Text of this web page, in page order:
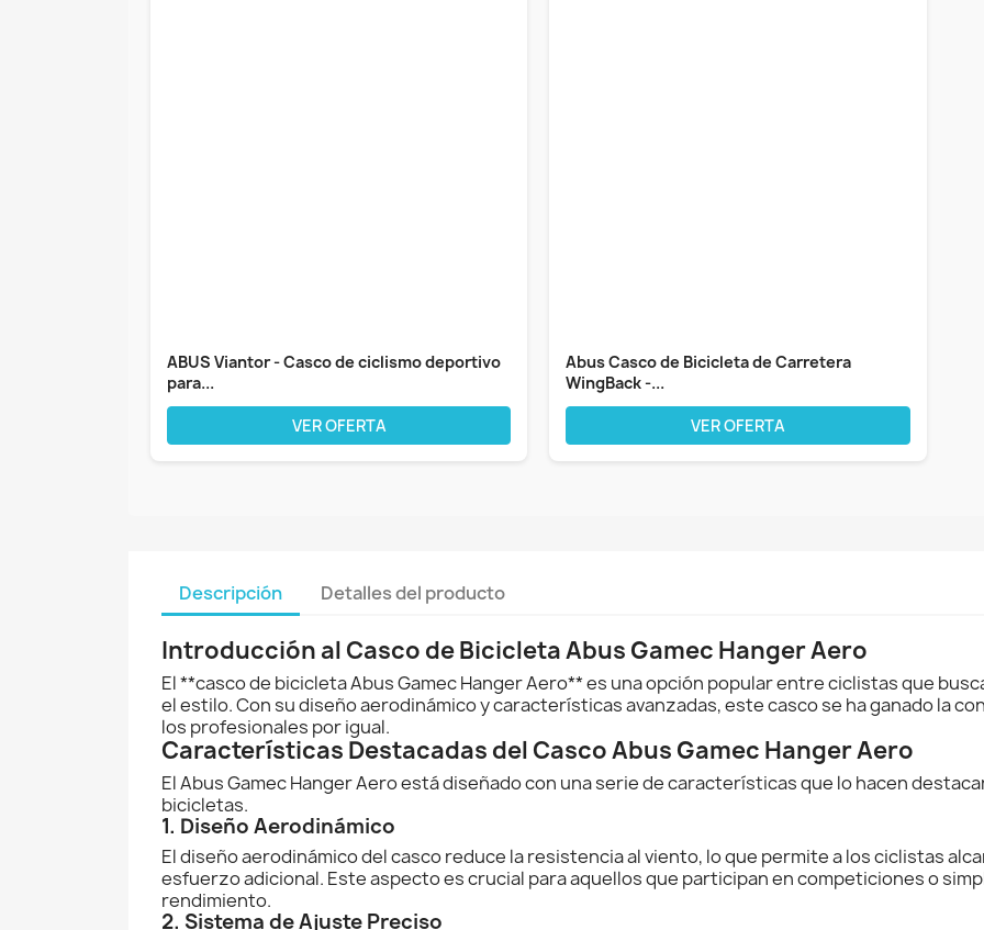
ABUS Viantor - Casco de ciclismo deportivo
para...
VER OFERTA
Abus Casco de Bicicleta de Carretera
WingBack -...
VER OFERTA
Descripción Detalles del producto
Introducción al Casco de Bicicleta Abus Gamec Hanger Aero
El **casco de bicicleta Abus Gamec Hanger Aero** es una opción popular entre ciclistas que
el estilo. Con su diseño aerodinámico y características avanzadas, este casco se ha ganado la
los profesionales por igual.
Características Destacadas del Casco Abus Gamec Hanger Aero
El Abus Gamec Hanger Aero está diseñado con una serie de características que lo hacen
bicicletas.
1. Diseño Aerodinámico
El diseño aerodinámico del casco reduce la resistencia al viento, lo que permite a los ciclistas
esfuerzo adicional. Este aspecto es crucial para aquellos que participan en competiciones o
rendimiento.
2. Sistema de Ajuste Preciso